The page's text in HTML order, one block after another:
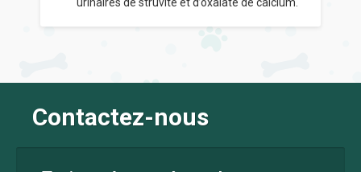
Contactez-nous